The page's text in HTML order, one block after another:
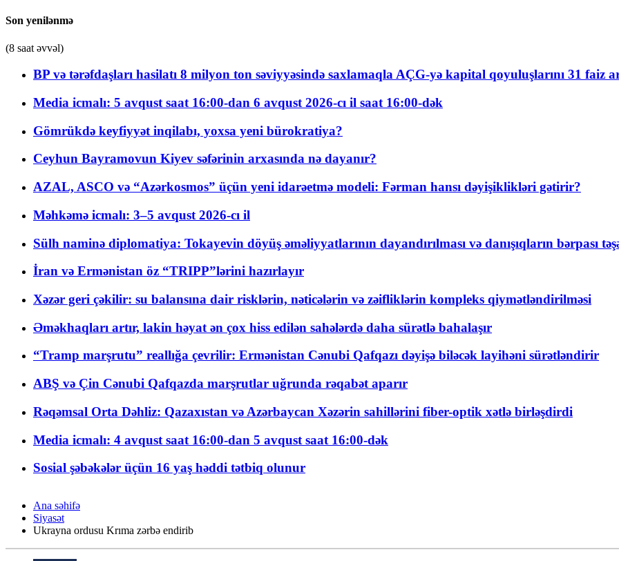
Son yenilənmə
(8 saat əvvəl)
BP və tərəfdaşları hasilatı 8 milyon ton səviyyəsində saxlamaqla AÇG-yə kapital qoyuluşlarını 31 faiz
Media icmalı: 5 avqust saat 16:00-dan 6 avqust 2026-cı il saat 16:00-dək
Gömrükdə keyfiyyət inqilabı, yoxsa yeni bürokratiya?
Ceyhun Bayramovun Kiyev səfərinin arxasında nə dayanır?
AZAL, ASCO və “Azərkosmos” üçün yeni idarəetmə modeli: Fərman hansı dəyişiklikləri gətirir?
Məhkəmə icmalı: 3–5 avqust 2026-cı il
Sülh naminə diplomatiya: Tokayevin döyüş əməliyyatlarının dayandırılması və danışıqların bərpası
İran və Ermənistan öz “TRIPP”lərini hazırlayır
Xəzər geri çəkilir: su balansına dair risklərin, nəticələrin və zəifliklərin kompleks qiymətləndirilməsi
Əməkhaqları artır, lakin həyat ən çox hiss edilən sahələrdə daha sürətlə bahalaşır
“Tramp marşrutu” reallığa çevrilir: Ermənistan Cənubi Qafqazı dəyişə biləcək layihəni sürətləndirir
ABŞ və Çin Cənubi Qafqazda marşrutlar uğrunda rəqabət aparır
Rəqəmsal Orta Dəhliz: Qazaxıstan və Azərbaycan Xəzərin sahillərini fiber-optik xətlə birləşdirdi
Media icmalı: 4 avqust saat 16:00-dan 5 avqust saat 16:00-dək
Sosial şəbəkələr üçün 16 yaş həddi tətbiq olunur
Ana səhifə
Siyasət
Ukrayna ordusu Krıma zərbə endirib